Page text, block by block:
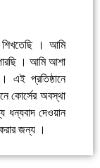
শিখতেছি । আমি
। আমি আশা
এই প্রতিষ্ঠানে
কোর্সের অবস্থা
দেওয়ান
জন্য ।